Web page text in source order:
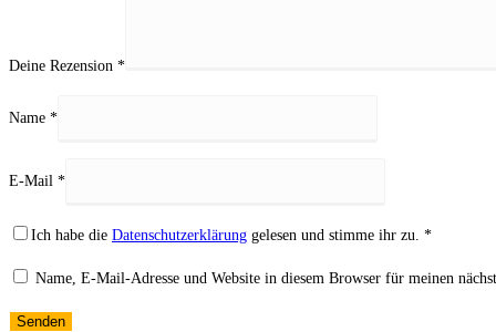
Deine Rezension *
Name *
E-Mail *
Ich habe die Datenschutzerklärung gelesen und stimme ihr zu. *
Name, E-Mail-Adresse und Website in diesem Browser für meinen